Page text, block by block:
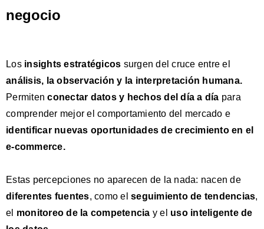
negocio
Los insights estratégicos surgen del cruce entre el
análisis, laobservacióny la interpretación humana.
Permitenconectar datos y hechos del día a día para
comprender mejor el comportamiento del mercado e
identificar nuevas oportunidadesde crecimiento en el
e-commerce.
Estas percepciones no aparecen de la nada: nacen de
diferentes fuentes, como el seguimiento de tendencias,
el monitoreo de la competencia y el uso inteligente de